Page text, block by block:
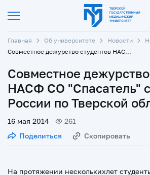
Главная Об университете Новости
Совместное дежурство студентов НАСФ СО "Спасатель" с ГИМС МЧС России по Тверской области
Совместное
НАСФ СО "Спасатель"
России по Тверской
16 мая 2014
261
Поделиться
Скопировать
На протяжении несколькихлет